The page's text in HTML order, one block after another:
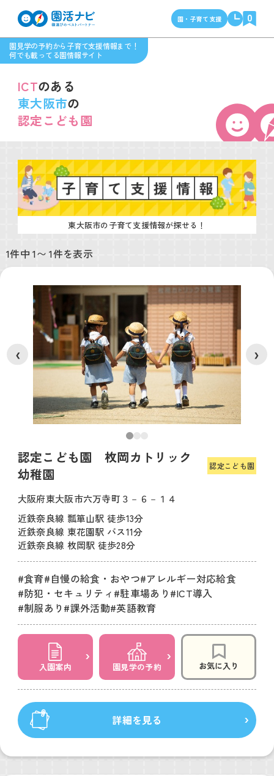
園見学の予約から子育て支援情報まで！
何でも載ってる園情報サイト
園・子育て支援 0
ICTのある
東大阪市の
認定こども園
東大阪市の子育て支援情報が探せる！
1件中 1〜 1件を表示
認定こども園 枚岡カトリック
幼稚園
認定こども園
大阪府東大阪市六万寺町３－６－１４
近鉄奈良線 瓢箪山駅 徒歩13分
近鉄奈良線 東花園駅 バス11分
近鉄奈良線 枚岡駅 徒歩28分
#食育#自慢の給食・おやつ#アレルギー対応給食
#防犯・セキュリティ #駐車場あり #ICT導入
#制服あり #課外活動#英語教育
入園案内 園見学の予約 お気に入り
詳細を見る
❮ ❯